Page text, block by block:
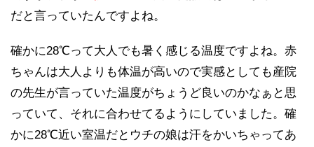
だと言っていたんですよね。
確かに28℃って大人でも暑く感じる温度ですよね。赤
ちゃんは大人よりも体温が高いので実感としても産院
の先生が言っていた温度がちょうど良いのかなぁと思
っていて、それに合わせてるようにしていました。確
かに28℃近い室温だとウチの娘は汗をかいちゃってあ